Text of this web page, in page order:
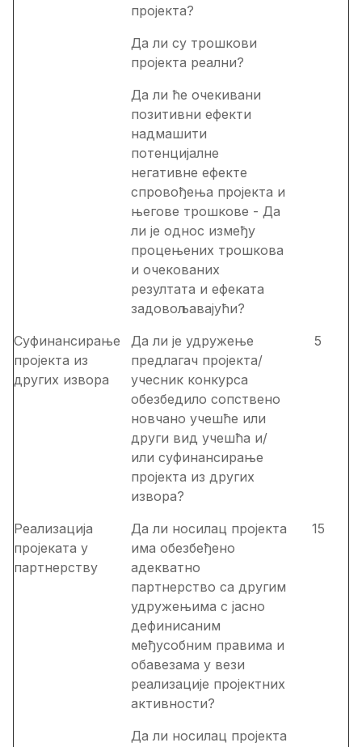
пројекта?
Да ли су трошкови
пројекта реални?
Да ли ће очекивани
позитивни ефекти
надмашити
потенцијалне
негативне ефекте
спровођења пројекта и
његове трошкове - Да
ли је однос између
процењених трошкова
и очекованих
резултата и ефеката
задовољавајући?
Суфинансирање
пројекта из
других извора
Да ли је удружење
предлагач пројекта/
учесник конкурса
обезбедило сопствено
новчано учешће или
други вид учешћа и/
или суфинансирање
пројекта из других
извора?
5
Реализација
пројеката у
партнерству
Да ли носилац пројекта
има обезбеђено
адекватно
партнерство са другим
удружењима с јасно
дефинисаним
међусобним правима и
обавезама у вези
реализације пројектних
активности?
Да ли носилац пројекта
15